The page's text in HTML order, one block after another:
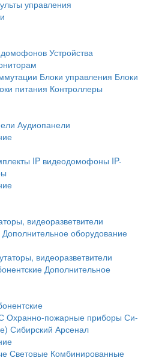
управления
Устройства
Блоки управления Блоки
питания Контроллеры
Аудиопанели
IP видеодомофоны IP-
видеоразветвители
Дополнительное оборудование
видеоразветвители
Дополнительное
Охранно-пожарные приборы Си-
Сибирский Арсенал
Световые Комбинированные